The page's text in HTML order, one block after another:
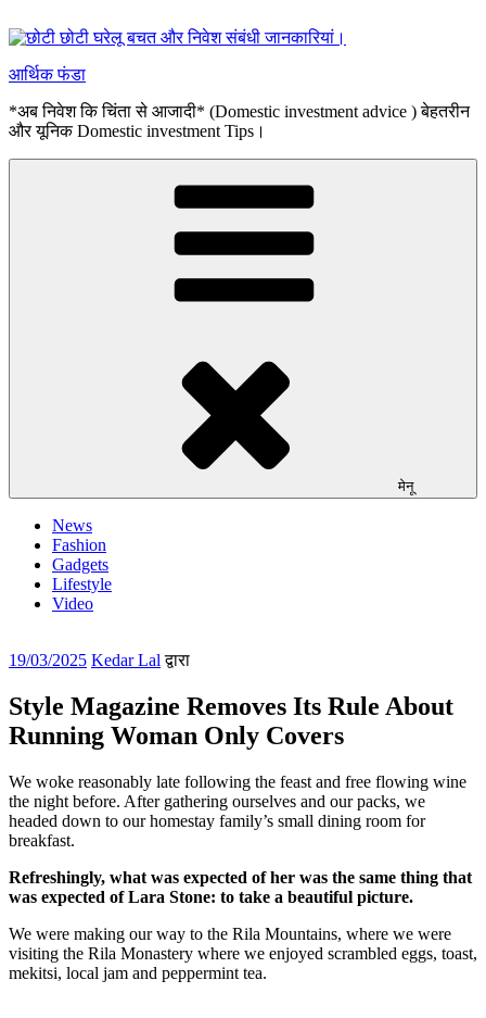
पर
आर्थिक फंडा
*अब निवेश कि चिंता से आजादी* (Domestic investment advice ) बेहतरीन
और यूनिक Domestic investment Tips।
मेनू
News
Fashion
Gadgets
Lifestyle
Video
19/03/2025 पर
किया
गया
Kedar Lal द्वारा
Style Magazine Removes Its Rule About
Running Woman Only Covers
We woke reasonably late following the feast and free flowing wine
the night before. After gathering ourselves and our packs, we
headed down to our homestay family’s small dining room for
breakfast.
Refreshingly, what was expected of her was the same thing that
was expected of Lara Stone: to take a beautiful picture.
We were making our way to the Rila Mountains, where we were
visiting the Rila Monastery where we enjoyed scrambled eggs, toast,
mekitsi, local jam and peppermint tea.